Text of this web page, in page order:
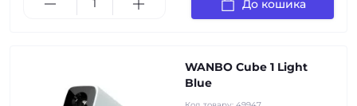
До кошика
WANBO Cube 1 Light
Blue